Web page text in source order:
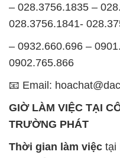
– 028.3756.1835 –
028.3756.1841-
– 0932.660.696 –
0902.765.866
📧 Email:
GIỜ LÀM VIỆC TẠI
TRƯỜNG PHÁT
Thời gian làm việc tại